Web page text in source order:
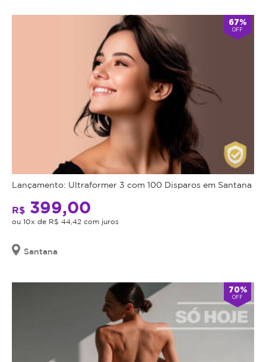
67%
OFF
Lançamento: Ultraformer 3 com 100 Disparos em Santana
R$ 399,00
ou 10x de R$ 44,42 com juros
Santana
70%
OFF